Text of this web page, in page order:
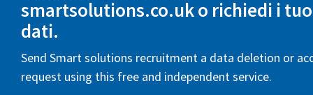
smartsolutions.co.uk o richiedi i
dati.
Send Smart solutions recruitment a data deletion or
request using this free and independent service.